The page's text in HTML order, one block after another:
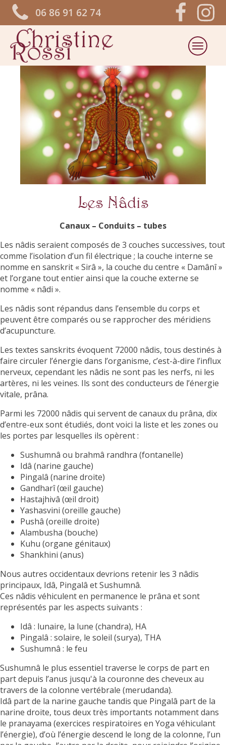
06 86 91 62 74
Les Nâdis
Canaux – Conduits – tubes
Les nâdis seraient composés de 3 couches successives, tout
comme l’isolation d’un fil électrique ; la couche interne se
nomme en sanskrit « Sirâ », la couche du centre « Damânî »
et l’organe tout entier ainsi que la couche externe se
nomme « nâdi ».
Les nâdis sont répandus dans l’ensemble du corps et
peuvent être comparés ou se rapprocher des méridiens
d’acupuncture.
Les textes sanskrits évoquent 72000 nâdis, tous destinés à
faire circuler l’énergie dans l’organisme, c’est-à-dire l’influx
nerveux, cependant les nâdis ne sont pas les nerfs, ni les
artères, ni les veines. Ils sont des conducteurs de l’énergie
vitale, prâna.
Parmi les 72000 nâdis qui servent de canaux du prâna, dix
d’entre-eux sont étudiés, dont voici la liste et les zones ou
les portes par lesquelles ils opèrent :
Sushumnâ ou brahmâ randhra (fontanelle)
Idâ (narine gauche)
Pingalâ (narine droite)
Gandharî (œil gauche)
Hastajhivâ (œil droit)
Yashasvini (oreille gauche)
Pushâ (oreille droite)
Alambusha (bouche)
Kuhu (organe génitaux)
Shankhini (anus)
Nous autres occidentaux devrions retenir les 3 nâdis
principaux, Idâ, Pingalâ et Sushumnâ.
Ces nâdis véhiculent en permanence le prâna et sont
représentés par les aspects suivants :
Idâ : lunaire, la lune (chandra), HA
Pingalâ : solaire, le soleil (surya), THA
Sushumnâ : le feu
Sushumnâ le plus essentiel traverse le corps de part en
part depuis l’anus jusqu'à la couronne des cheveux au
travers de la colonne vertébrale (merudanda).
Idâ part de la narine gauche tandis que Pingalâ part de la
narine droite, tous deux très importants notamment dans
le pranayama (exercices respiratoires en Yoga véhiculant
l’énergie), d’où l’énergie descend le long de la colonne, l’un